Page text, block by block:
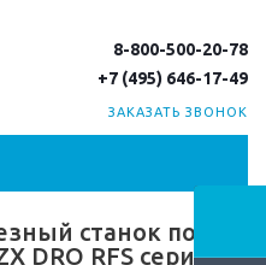
8-800-500-20-78
+7 (495) 646-17-49
ЗАКАЗАТЬ ЗВОНОК
станок по
DRO RFS серии ZX